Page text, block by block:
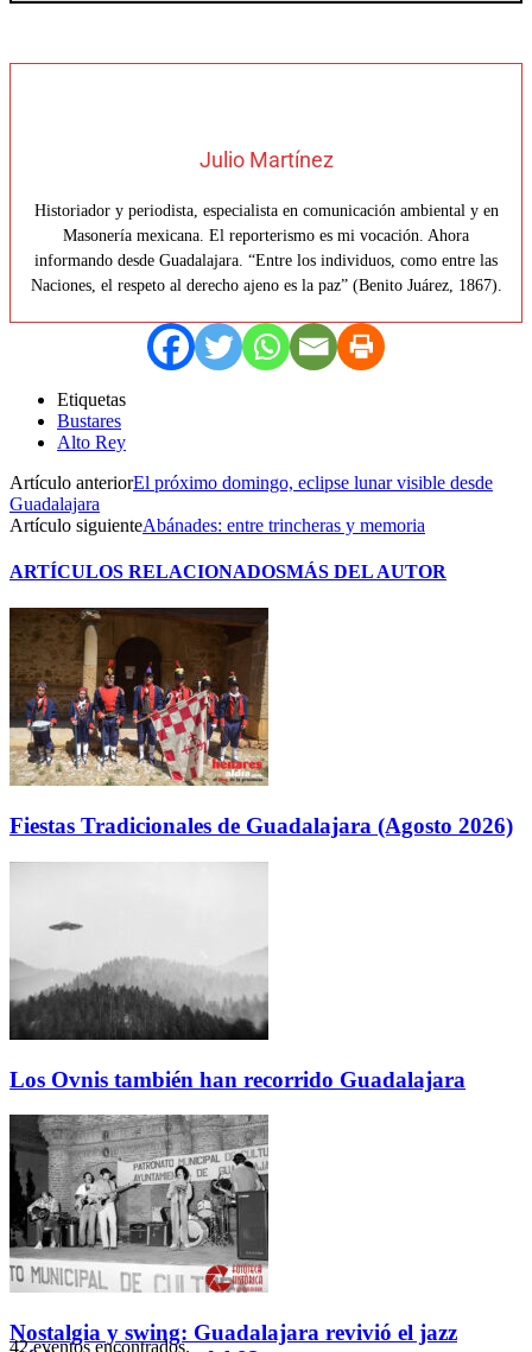
Julio Martínez
Historiador y periodista, especialista en comunicación ambiental y en
Masonería mexicana. El reporterismo es mi vocación. Ahora
informando desde Guadalajara. “Entre los individuos, como entre las
Naciones, el respeto al derecho ajeno es la paz” (Benito Juárez, 1867).
Etiquetas
Bustares
Alto Rey
Artículo anteriorEl próximo domingo, eclipse lunar visible desde
Guadalajara
Artículo siguienteAbánades: entre trincheras y memoria
ARTÍCULOS RELACIONADOSMÁS DEL AUTOR
Fiestas Tradicionales de Guadalajara (Agosto 2026)
Los Ovnis también han recorrido Guadalajara
Nostalgia y swing: Guadalajara revivió el jazz
42 eventos encontrados.